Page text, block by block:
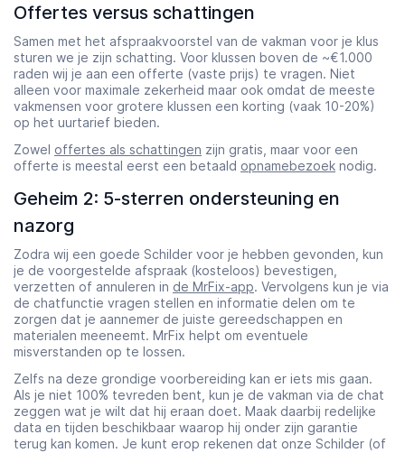
Offertes versus schattingen
Samen met het afspraakvoorstel van de vakman voor je klus
sturen we je zijn schatting. Voor klussen boven de ~€1.000
raden wij je aan een offerte (vaste prijs) te vragen. Niet
alleen voor maximale zekerheid maar ook omdat de meeste
vakmensen voor grotere klussen een korting (vaak 10-20%)
op het uurtarief bieden.
Zowel offertes als schattingen zijn gratis, maar voor een
offerte is meestal eerst een betaald opnamebezoek nodig.
Geheim 2: 5-sterren ondersteuning en
nazorg
Zodra wij een goede Schilder voor je hebben gevonden, kun
je de voorgestelde afspraak (kosteloos) bevestigen,
verzetten of annuleren in de MrFix-app. Vervolgens kun je via
de chatfunctie vragen stellen en informatie delen om te
zorgen dat je aannemer de juiste gereedschappen en
materialen meeneemt. MrFix helpt om eventuele
misverstanden op te lossen.
Zelfs na deze grondige voorbereiding kan er iets mis gaan.
Als je niet 100% tevreden bent, kun je de vakman via de chat
zeggen wat je wilt dat hij eraan doet. Maak daarbij redelijke
data en tijden beschikbaar waarop hij onder zijn garantie
terug kan komen. Je kunt erop rekenen dat onze Schilder (of